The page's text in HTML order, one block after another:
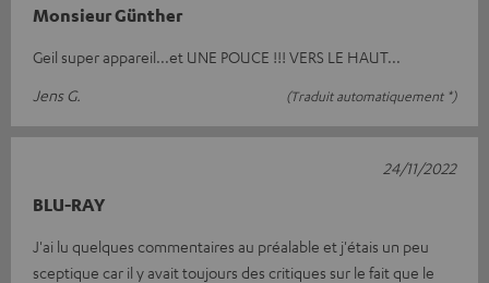
Monsieur Günther
Geil super appareil...et UNE POUCE !!! VERS LE HAUT...
Jens G.
(Traduit automatiquement *)
BLU-RAY
J'ai lu quelques commentaires au préalable et j'étais un peu
sceptique car il y avait toujours des critiques sur le fait que le
24/11/2022